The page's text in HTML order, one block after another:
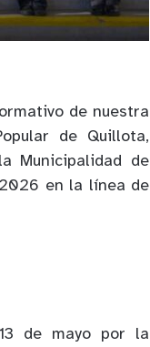
de nuestra
de Quillota,
Municipalidad de
en la línea de
de mayo por la